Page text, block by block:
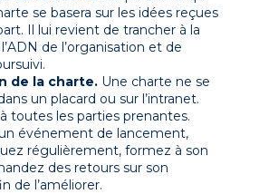
se basera sur les idées reçues
Il lui revient de trancher à la
de l’organisation et de
de la charte. Une charte ne se
un placard ou sur l’intranet.
toutes les parties prenantes.
événement de lancement,
régulièrement, formez à son
des retours sur son
de l’améliorer.